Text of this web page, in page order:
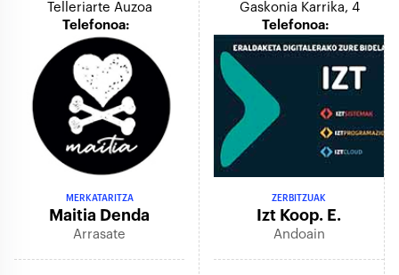
Telleriarte Auzoa
Telefonoa:
Gaskonia Karrika, 4
Telefonoa:
MERKATARITZA
Maitia Denda
Arrasate
ZERBITZUAK
Izt Koop. E.
Andoain